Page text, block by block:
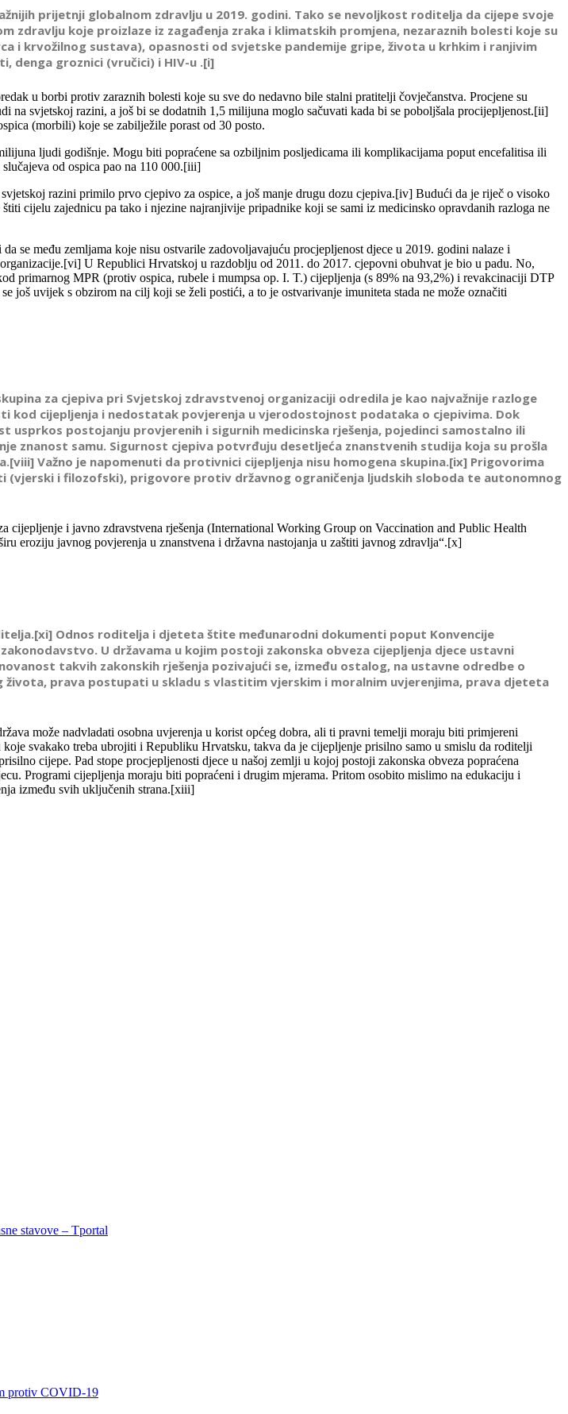
prijetnji globalnom zdravlju u 2019. godini. Tako se nevoljkost roditelja da cijepe svoje
zdravlju koje proizlaze iz zagađenja zraka i klimatskih promjena, nezaraznih bolesti koje su
krvožilnog sustava), opasnosti od svjetske pandemije gripe, života u krhkim i ranjivim
denga groznici (vručici) i HIV-u .[i]
u borbi protiv zaraznih bolesti koje su sve do nedavno bile stalni pratitelji čovječanstva. Procjene su
na svjetskoj razini, a još bi se dodatnih 1,5 milijuna moglo sačuvati kada bi se poboljšala procijepljenost.[ii]
(morbili) koje se zabilježile porast od 30 posto.
ljudi godišnje. Mogu biti popraćene sa ozbiljnim posljedicama ili komplikacijama poput encefalitisa ili
od ospica pao na 110 000.[iii]
razini primilo prvo cjepivo za ospice, a još manje drugu dozu cjepiva.[iv] Budući da je riječ o visoko
cijelu zajednicu pa tako i njezine najranjivije pripadnike koji se sami iz medicinsko opravdanih razloga ne
se među zemljama koje nisu ostvarile zadovoljavajuću procjepljenost djece u 2019. godini nalaze i
U Republici Hrvatskoj u razdoblju od 2011. do 2017. cjepovni obuhvat je bio u padu. No,
primarnog MPR (protiv ospica, rubele i mumpsa op. I. T.) cijepljenja (s 89% na 93,2%) i revakcinaciji DTP
uvijek s obzirom na cilj koji se želi postići, a to je ostvarivanje imuniteta stada ne može označiti
za cjepiva pri Svjetskoj zdravstvenoj organizaciji odredila je kao najvažnije razloge
cijepljenja i nedostatak povjerenja u vjerodostojnost podataka o cjepivima. Dok
usprkos postojanju provjerenih i sigurnih medicinska rješenja, pojedinci samostalno ili
znanost samu. Sigurnost cjepiva potvrđuju desetljeća znanstvenih studija koja su prošla
Važno je napomenuti da protivnici cijepljenja nisu homogena skupina.[ix] Prigovorima
(vjerski i filozofski), prigovore protiv državnog ograničenja ljudskih sloboda te autonomnog
i javno zdravstvena rješenja (International Working Group on Vaccination and Public Health
eroziju javnog povjerenja u znanstvena i državna nastojanja u zaštiti javnog zdravlja“.[x]
Odnos roditelja i djeteta štite međunarodni dokumenti poput Konvencije
U državama u kojim postoji zakonska obveza cijepljenja djece ustavni
takvih zakonskih rješenja pozivajući se, između ostalog, na ustavne odredbe o
prava postupati u skladu s vlastitim vjerskim i moralnim uvjerenjima, prava djeteta
može nadvladati osobna uvjerenja u korist općeg dobra, ali ti pravni temelji moraju biti primjereni
svakako treba ubrojiti i Republiku Hrvatsku, takva da je cijepljenje prisilno samo u smislu da roditelji
cijepe. Pad stope procjepljenosti djece u našoj zemlji u kojoj postoji zakonska obveza popraćena
Programi cijepljenja moraju biti popraćeni i drugim mjerama. Pritom osobito mislimo na edukaciju i
između svih uključenih strana.[xiii]
stavove – Tportal
protiv COVID-19